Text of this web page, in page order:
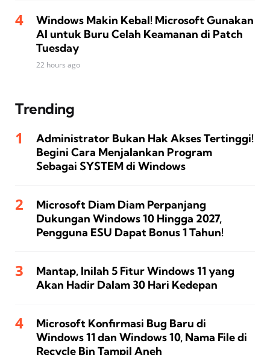
Windows Makin Kebal! Microsoft Gunakan
AI untuk Buru Celah Keamanan di Patch
Tuesday
22 hours ago
Trending
Administrator Bukan Hak Akses Tertinggi!
Begini Cara Menjalankan Program
Sebagai SYSTEM di Windows
Microsoft Diam Diam Perpanjang
Dukungan Windows 10 Hingga 2027,
Pengguna ESU Dapat Bonus 1 Tahun!
Mantap, Inilah 5 Fitur Windows 11 yang
Akan Hadir Dalam 30 Hari Kedepan
Microsoft Konfirmasi Bug Baru di
Windows 11 dan Windows 10, Nama File di
Recycle Bin Tampil Aneh